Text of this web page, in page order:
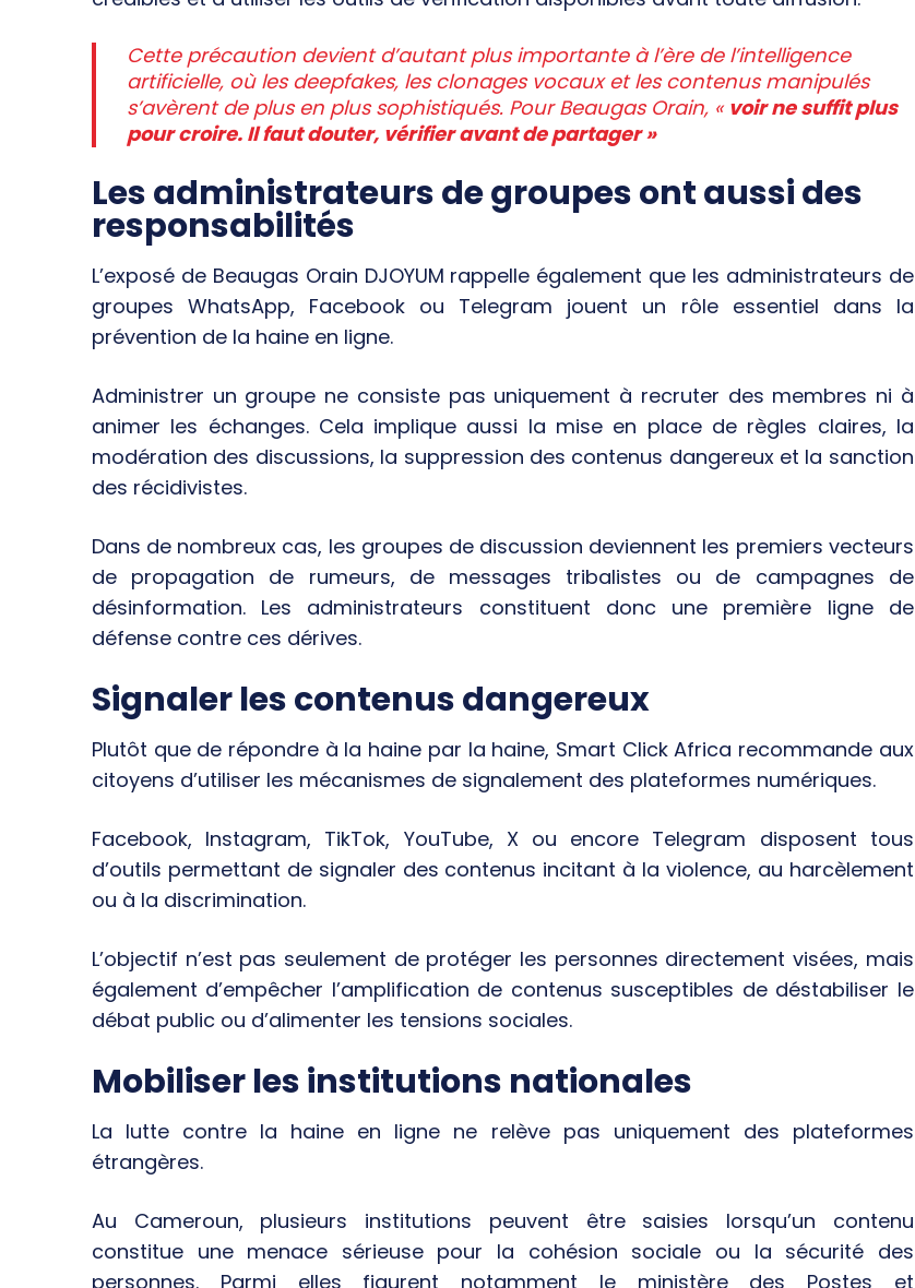
Cette précaution devient d’autant plus importante à l’ère de l’intelligence
artificielle, où les deepfakes, les clonages vocaux et les contenus manipulés
s’avèrent de plus en plus sophistiqués. Pour Beaugas Orain, « voir ne suffit plus
pour croire. Il faut douter, vérifier avant de partager »
Les administrateurs de groupes ont aussi des
responsabilités
L’exposé de Beaugas Orain DJOYUM rappelle également que les administrateurs de
groupes WhatsApp, Facebook ou Telegram jouent un rôle essentiel dans la
prévention de la haine en ligne.
Administrer un groupe ne consiste pas uniquement à recruter des membres ni à
animer les échanges. Cela implique aussi la mise en place de règles claires, la
modération des discussions, la suppression des contenus dangereux et la sanction
des récidivistes.
Dans de nombreux cas, les groupes de discussion deviennent les premiers vecteurs
de propagation de rumeurs, de messages tribalistes ou de campagnes de
désinformation. Les administrateurs constituent donc une première ligne de
défense contre ces dérives.
Signaler les contenus dangereux
Plutôt que de répondre à la haine par la haine, Smart Click Africa recommande aux
citoyens d’utiliser les mécanismes de signalement des plateformes numériques.
Facebook, Instagram, TikTok, YouTube, X ou encore Telegram disposent tous
d’outils permettant de signaler des contenus incitant à la violence, au harcèlement
ou à la discrimination.
L’objectif n’est pas seulement de protéger les personnes directement visées, mais
également d’empêcher l’amplification de contenus susceptibles de déstabiliser le
débat public ou d’alimenter les tensions sociales.
Mobiliser les institutions nationales
La lutte contre la haine en ligne ne relève pas uniquement des plateformes
étrangères.
Au Cameroun, plusieurs institutions peuvent être saisies lorsqu’un contenu
constitue une menace sérieuse pour la cohésion sociale ou la sécurité des
personnes. Parmi elles figurent notamment le ministère des Postes et